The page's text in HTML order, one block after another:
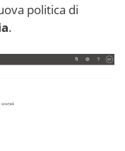
politica di
.